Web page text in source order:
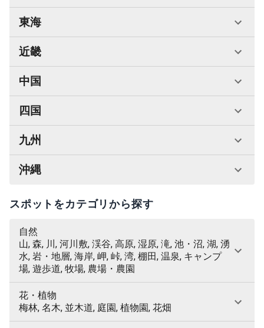
東海
近畿
中国
四国
九州
沖縄
スポットをカテゴリから探す
自然
山, 森, 川, 河川敷, 渓谷, 高原, 湿原, 滝, 池・沼, 湖, 湧
水, 岩・地層, 海岸, 岬, 峠, 湾, 棚田, 温泉, キャンプ
場, 遊歩道, 牧場, 農場・農園
花・植物
梅林, 名木, 並木道, 庭園, 植物園, 花畑